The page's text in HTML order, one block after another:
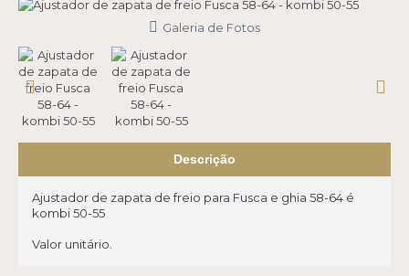
Galeria de Fotos
Descrição
Ajustador de zapata de freio para Fusca e ghia 58-64 é
kombi 50-55
Valor unitário.